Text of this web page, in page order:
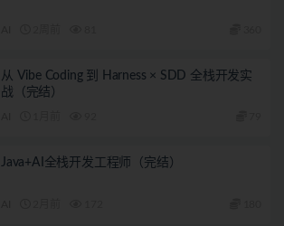
从 Vibe Coding 到 Harness × SDD 全栈开发实
战（完结）
Java+AI全栈开发工程师（完结）